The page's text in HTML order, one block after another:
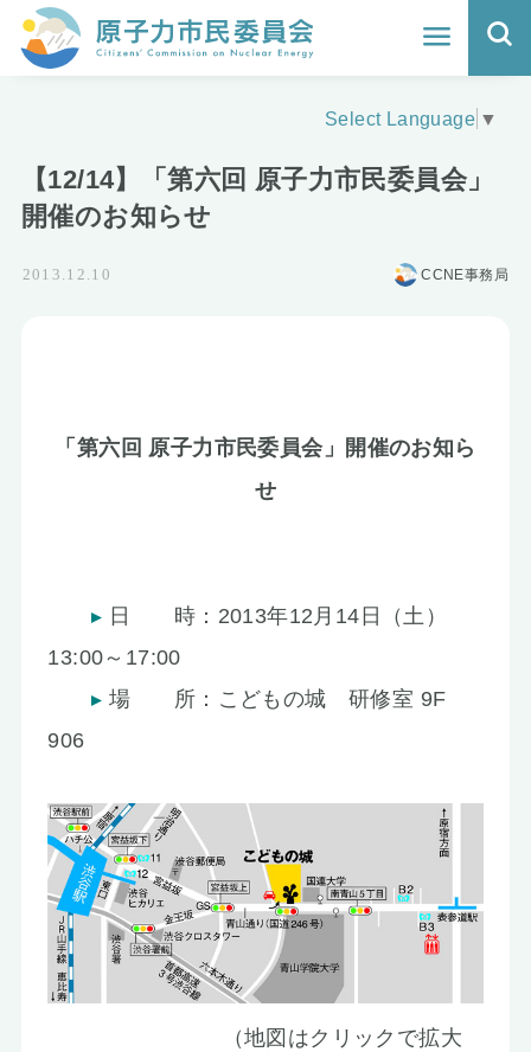
ホーム
地震と原発の安全性
原子力市民委員会について
Select Language ▼
【12/14】「第六回 原子力市民委員会」
開催のお知らせ
2013.12.10 CCNE事務局
「第六回 原子力市民委員会」開催のお知ら
せ
日 時：2013年12月14日（土）
13:00～17:00
場 所：こどもの城 研修室 9F
906
（地図はクリックで拡大